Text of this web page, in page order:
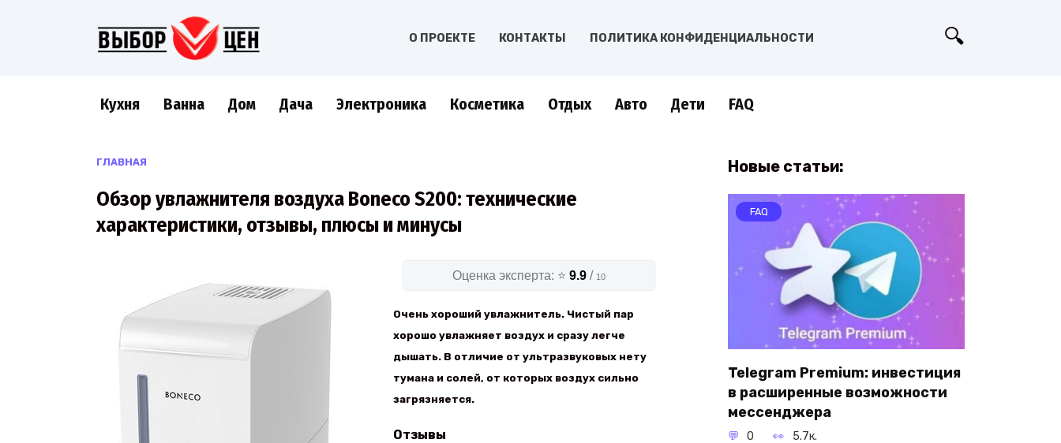
О ПРОЕКТЕ КОНТАКТЫ ПОЛИТИКА КОНФИДЕНЦИАЛЬНОСТИ
Кухня Ванна Дом Дача Электроника Косметика Отдых Авто Дети FAQ
ГЛАВНАЯ
Обзор увлажнителя воздуха Boneco S200: технические
характеристики, отзывы, плюсы и минусы
Оценка эксперта: ⭐ 9.9 / 10
Очень хороший увлажнитель. Чистый пар
хорошо увлажняет воздух и сразу легче
дышать. В отличие от ультразвуковых нету
тумана и солей, от которых воздух сильно
загрязняется.
Отзывы
Новые статьи:
FAQ
Telegram Premium: инвестиция
в расширенные возможности
мессенджера
0 5.7к.